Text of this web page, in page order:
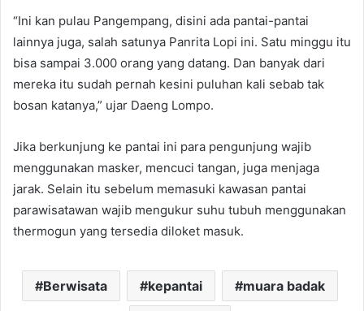
“Ini kan pulau Pangempang, disini ada pantai-pantai
lainnya juga, salah satunya Panrita Lopi ini. Satu minggu itu
bisa sampai 3.000 orang yang datang. Dan banyak dari
mereka itu sudah pernah kesini puluhan kali sebab tak
bosan katanya,” ujar Daeng Lompo.
Jika berkunjung ke pantai ini para pengunjung wajib
menggunakan masker, mencuci tangan, juga menjaga
jarak. Selain itu sebelum memasuki kawasan pantai
parawisatawan wajib mengukur suhu tubuh menggunakan
thermogun yang tersedia diloket masuk.
Berwisata kepantai muara badak